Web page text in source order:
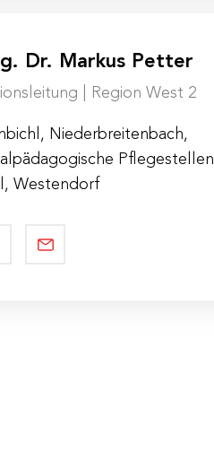
Dr. Markus Petter
| Region West 2
Niederbreitenbach,
Pflegestellen
Westendorf